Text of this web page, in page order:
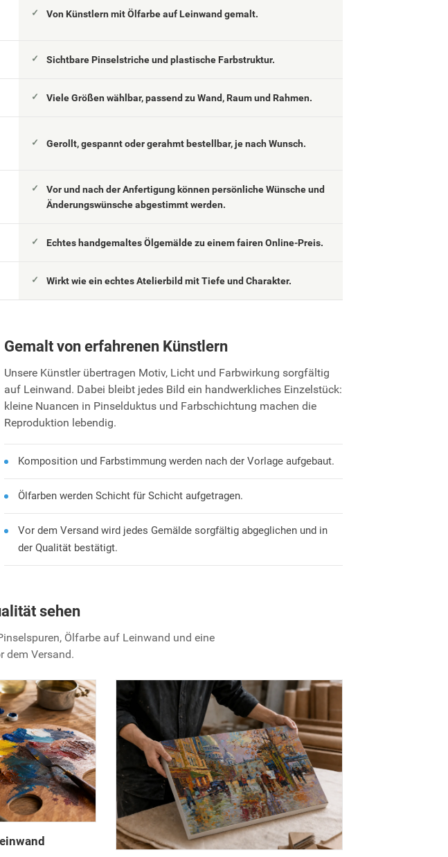
Von Künstlern mit Ölfarbe auf Leinwand gemalt.
Sichtbare Pinselstriche und plastische Farbstruktur.
Viele Größen wählbar, passend zu Wand, Raum und Rahmen.
Gerollt, gespannt oder gerahmt bestellbar, je nach Wunsch.
Vor und nach der Anfertigung können persönliche Wünsche und
Änderungswünsche abgestimmt werden.
Echtes handgemaltes Ölgemälde zu einem fairen Online-Preis.
Wirkt wie ein echtes Atelierbild mit Tiefe und Charakter.
Gemalt von erfahrenen Künstlern
Unsere Künstler übertragen Motiv, Licht und Farbwirkung sorgfältig
auf Leinwand. Dabei bleibt jedes Bild ein handwerkliches Einzelstück:
kleine Nuancen in Pinselduktus und Farbschichtung machen die
Reproduktion lebendig.
Komposition und Farbstimmung werden nach der Vorlage aufgebaut.
Ölfarben werden Schicht für Schicht aufgetragen.
Vor dem Versand wird jedes Gemälde sorgfältig abgeglichen und in
der Qualität bestätigt.
sehen
Ölfarbe auf Leinwand und eine
dem Versand.